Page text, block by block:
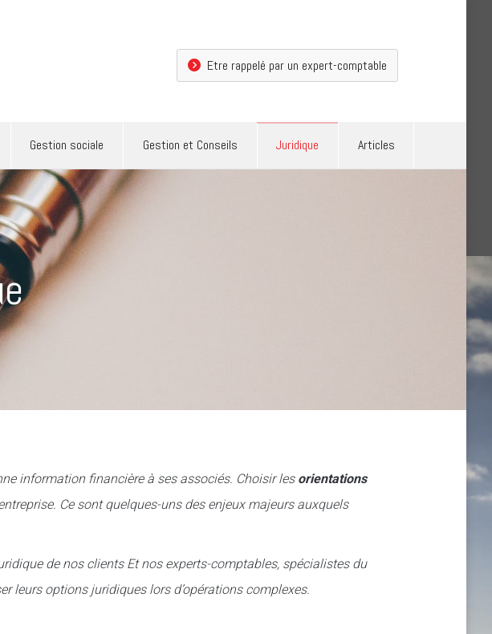
Etre rappelé par un expert-comptable
Gestion sociale Gestion et Conseils Juridique Articles
information financière à ses associés. Choisir les orientations
Ce sont quelques-uns des enjeux majeurs auxquels
de nos clients Et nos experts-comptables, spécialistes du
leurs options juridiques lors d’opérations complexes.